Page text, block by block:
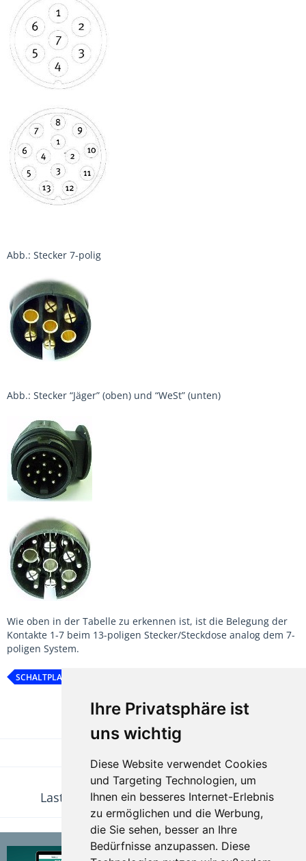
Ihre Privatsphäre ist
uns wichtig
Diese Website verwendet Cookies
und Targeting Technologien, um
Ihnen ein besseres Internet-Erlebnis
zu ermöglichen und die Werbung,
die Sie sehen, besser an Ihre
Bedürfnisse anzupassen. Diese
Abb.: Stecker 7-polig
Abb.: Stecker “Jäger” (oben) und “WeSt” (unten)
Wie oben in der Tabelle zu erkennen ist, ist die Belegung der
Kontakte 1-7 beim 13-poligen Stecker/Steckdose analog dem 7-
poligen System.
SCHALTPLAN
NÄCHSTER ARTIKEL
Lastindex für Reifen mit Zuordnung in kg